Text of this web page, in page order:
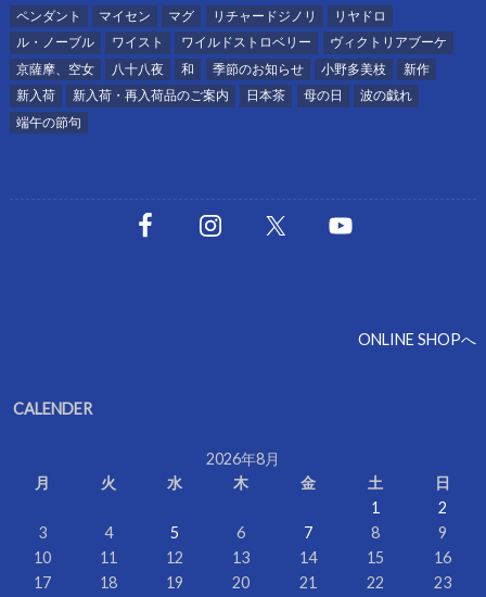
ペンダント
マイセン マグ リチャードジノリ
リヤドロ
ル・ノーブル
ワイスト ワイルドストロベリー
ヴィクトリアブーケ
京薩摩、空女
八十八夜 和 季節のお知らせ 小野多美枝
新作
新入荷
新入荷・再入荷品のご案内 日本茶 母の日
波の戯れ
端午の節句
ONLINE SHOPへ
CALENDER
2026年8月
月
火 水 木 金 土
日
1
2
3
4 5 6 7 8
9
10
11 12 13 14 15
16
17
18 19 20 21 22 23